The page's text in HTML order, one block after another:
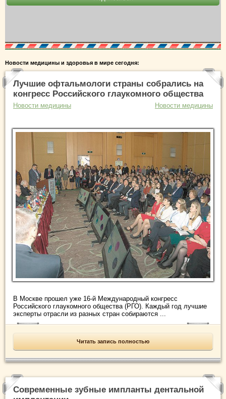
Новости медицины и здоровья в мире сегодня:
Лучшие офтальмологи страны собрались на
конгресс Российского глаукомного общества
Новости медицины Новости медицины
В Москве прошел уже 16-й Международный конгресс
Российского глаукомного общества (РГО). Каждый год лучшие
эксперты отрасли из разных стран собираются ...
Читать запись полностью
Современные зубные импланты дентальной